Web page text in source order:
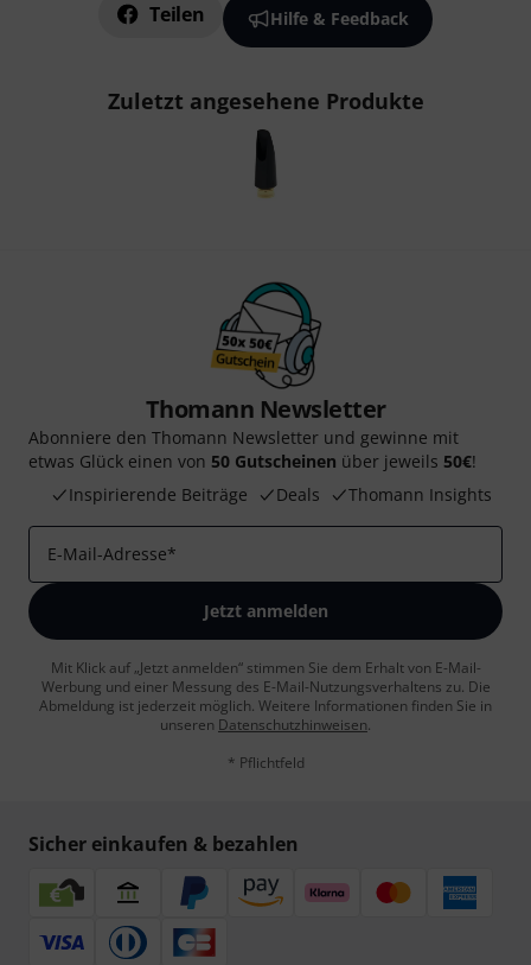
Teilen Hilfe & Feedback
Zuletzt angesehene Produkte
Thomann Newsletter
Abonniere den Thomann Newsletter und gewinne mit
etwas Glück einen von 50 Gutscheinen über jeweils 50€!
Inspirierende Beiträge
Deals Thomann Insights
E-Mail-Adresse*
Jetzt anmelden
Mit Klick auf „Jetzt anmelden“ stimmen Sie dem Erhalt von E-Mail-
Werbung und einer Messung des E-Mail-Nutzungsverhaltens zu. Die
Abmeldung ist jederzeit möglich. Weitere Informationen finden Sie in
unseren Datenschutzhinweisen.
* Pflichtfeld
Sicher einkaufen & bezahlen